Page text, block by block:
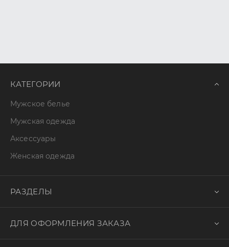
КАТЕГОРИИ
Мужское белье
Мужская одежда
Аксессуары
Женская одежда
РАЗДЕЛЫ
ДЛЯ ОФОРМЛЕНИЯ ЗАКАЗА